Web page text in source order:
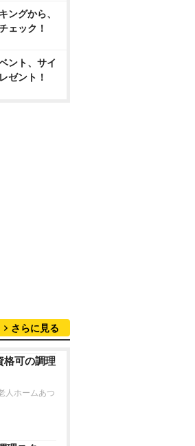
ングから、
ェック！
ント、サイ
ゼント！
さらに見る
格可の調理
人ホームあつ